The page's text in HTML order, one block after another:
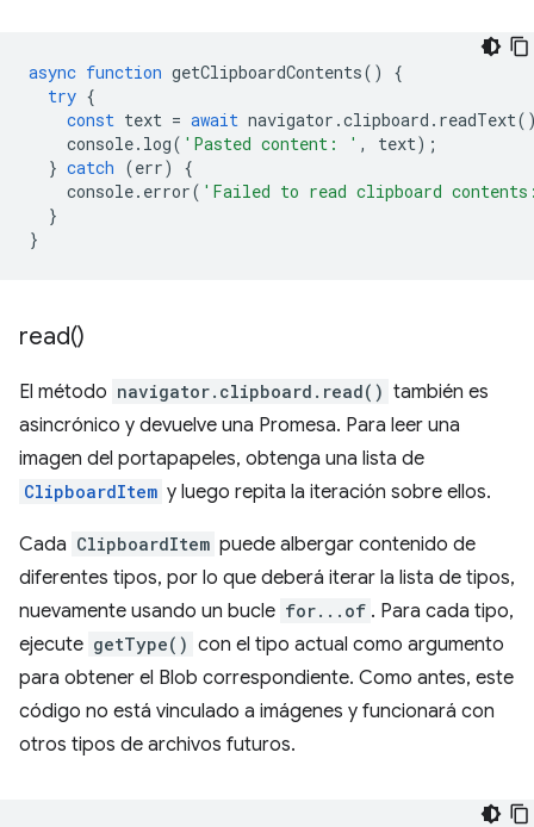
async function getClipboardContents()
{
try {
const text = await navigator .clipboard . readText
console. log( 'Pasted content: ' , text);
} catch (err)
{
console. error( 'Failed to read clipboard
}
}
read()
El método navigator.clipboard.read() también es
asincrónico y devuelve una Promesa. Para leer una
imagen del portapapeles, obtenga una lista de
ClipboardItem y luego repita la iteración sobre ellos.
Cada ClipboardItem puede albergar contenido de
diferentes tipos, por lo que deberá iterar la lista de tipos,
nuevamente usando un bucle for...of . Para cada tipo,
ejecute getType() con el tipo actual como argumento
para obtener el Blob correspondiente. Como antes, este
código no está vinculado a imágenes y funcionará con
otros tipos de archivos futuros.